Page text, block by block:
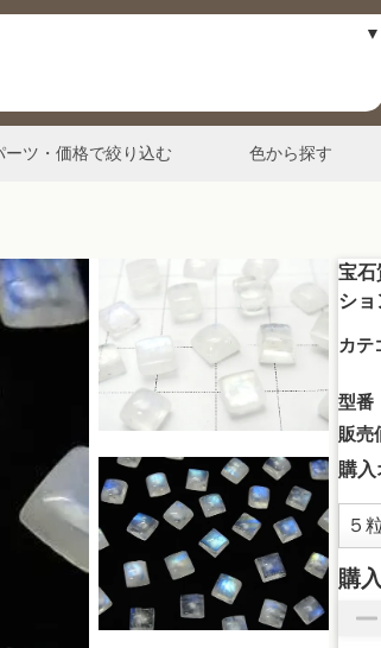
ーツ・価格で絞り込む 色から探す
宝石
ショ
カテ
型番
販売
購入
購